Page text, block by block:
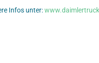
Infos unter: